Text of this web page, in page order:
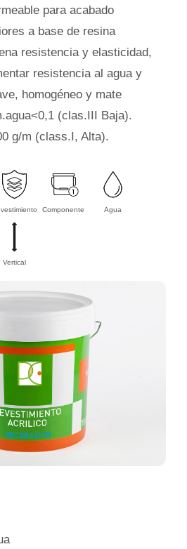
para acabado
a base de resina
resistencia y elasticidad,
resistencia al agua y
homogéneo y mate
(clas.III Baja).
g/m (class.I, Alta).
Componente Agua
Vertical